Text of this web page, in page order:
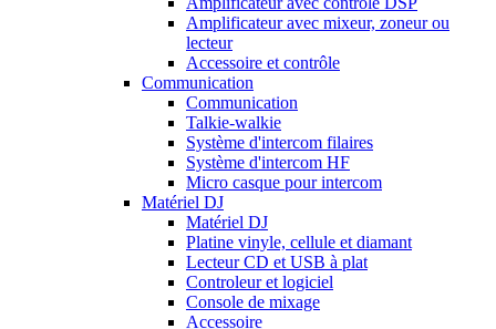
Amplificateur avec mixeur, zoneur ou
lecteur
Accessoire et contrôle
Communication
Communication
Talkie-walkie
Système d'intercom filaires
Système d'intercom HF
Micro casque pour intercom
Matériel DJ
Matériel DJ
Platine vinyle, cellule et diamant
Lecteur CD et USB à plat
Controleur et logiciel
Console de mixage
Accessoire